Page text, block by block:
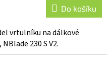
Do košíku
vrtulníku na dálkové
230 S V2.